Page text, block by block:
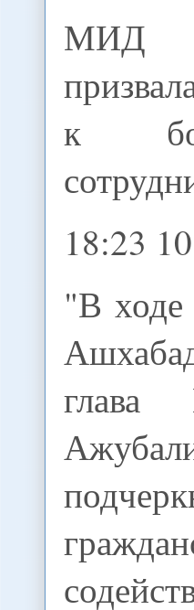
МИД
к
18:23
"В ходе